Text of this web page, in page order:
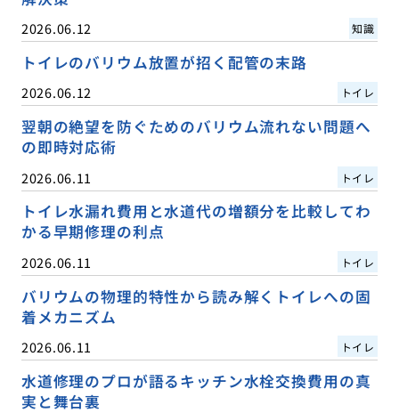
2026.06.12 知識
トイレのバリウム放置が招く配管の末路
2026.06.12 トイレ
翌朝の絶望を防ぐためのバリウム流れない問題へ
の即時対応術
2026.06.11 トイレ
トイレ水漏れ費用と水道代の増額分を比較してわ
かる早期修理の利点
2026.06.11 トイレ
バリウムの物理的特性から読み解くトイレへの固
着メカニズム
2026.06.11 トイレ
水道修理のプロが語るキッチン水栓交換費用の真
実と舞台裏